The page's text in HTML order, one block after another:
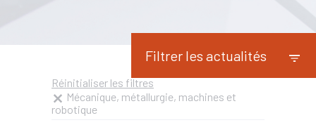
Filtrer les actualités
Réinitialiser les filtres
Mécanique, métallurgie, machines et
robotique